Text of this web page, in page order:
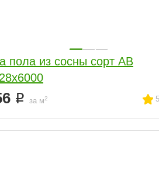
пола из сосны сорт АВ
за м2 5